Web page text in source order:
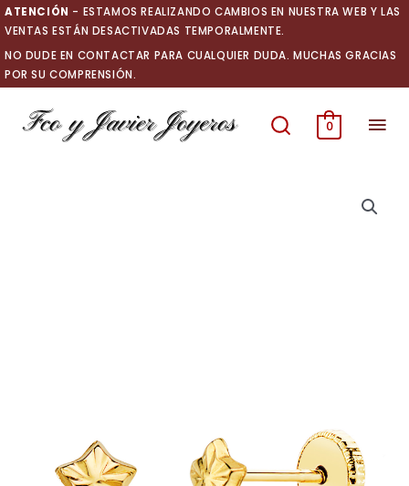
Ir
al
contenido
ATENCIÓN - ESTAMOS REALIZANDO CAMBIOS EN NUESTRA WEB Y LAS
VENTAS ESTÁN DESACTIVADAS TEMPORALMENTE.
NO DUDE EN CONTACTAR PARA CUALQUIER DUDA. MUCHAS GRACIAS
POR SU COMPRENSIÓN.
0